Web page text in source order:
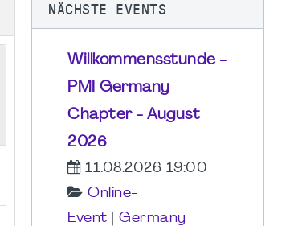
NÄCHSTE EVENTS
Willkommensstunde -
PMI Germany
Chapter - August
2026
11.08.2026 19:00
Online-
Event
Germany